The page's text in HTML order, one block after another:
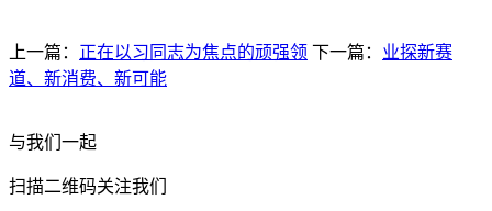
上一篇： 正在以习同志为焦点的顽强领 下一篇： 业探新赛
道、新消费、新可能
与我们一起
扫描二维码关注我们